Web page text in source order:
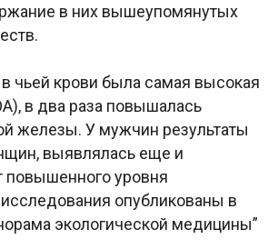
в них вышеупомянутых
чьей крови была самая высокая
в два раза повышалась
железы. У мужчин результаты
выявлялась еще и
повышенного уровня
опубликованы в
экологической медицины”